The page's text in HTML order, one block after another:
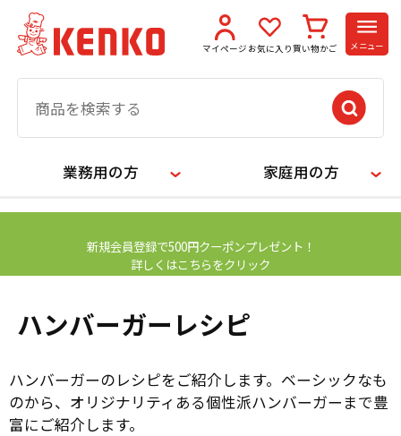
マイページ お気に入り 買い物かご メニュー
業務用の方 家庭用の方
新規会員登録で500円クーポンプレゼント！
詳しくはこちらをクリック
ハンバーガーレシピ
ハンバーガーのレシピをご紹介します。ベーシックなも
のから、オリジナリティある個性派ハンバーガーまで豊
富にご紹介します。